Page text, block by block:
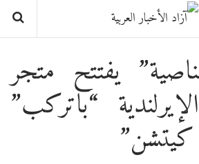
يفتتح متجر
“باتركب”